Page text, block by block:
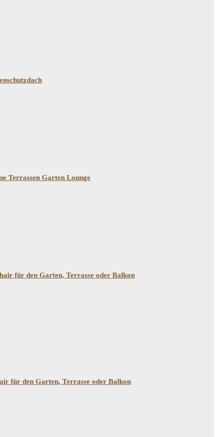
Terrassen Garten Lounge
für den Garten, Terrasse oder Balkon
für den Garten, Terrasse oder Balkon